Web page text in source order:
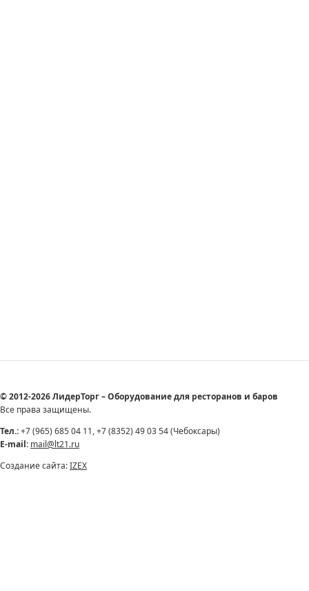
© 2012-2026 ЛидерТорг – Оборудование для ресторанов и баров
Все права защищены.
Тел.:+7 (965) 685 04 11, +7 (8352) 49 03 54 (Чебоксары)
E-mail: mail@lt21.ru
Создание сайта:IZEX